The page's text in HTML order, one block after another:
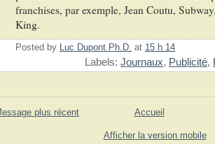
franchises, par exemple, Jean Coutu,
King.
Posted by Luc Dupont Ph.D. at 15 h 14
Labels: Journaux, Publicité,
plus récent Accueil
Afficher la version mobile